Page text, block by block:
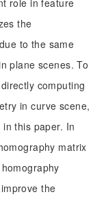
role in feature
the
to the same
plane scenes. To
computing
in curve scene,
this paper. In
matrix
the